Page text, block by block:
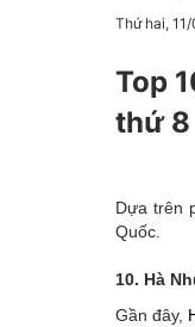
Thứ hai,
Top
thứ 8
Dựa trên
Quốc.
10. Hà
Gần đây,